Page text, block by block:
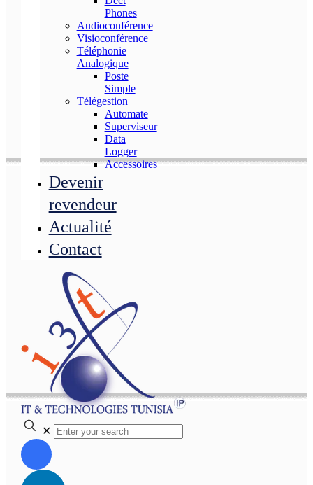
Phones
Audioconférence
Visioconférence
Téléphonie
Analogique
Poste
Simple
Télégestion
Automate
Superviseur
Data
Logger
Accessoires
Devenir
revendeur
Actualité
Contact
✕